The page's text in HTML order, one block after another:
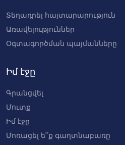
Տեղադրել հայտարարություն
Առավելություններ
Օգտագործման պայմանները
Իմ էջը
Գրանցվել
Մուտք
Իմ էջը
Մոռացել ե՞ք գաղտնաբառը